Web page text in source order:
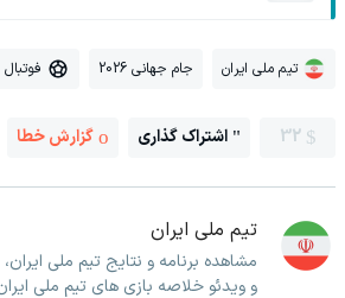
تیم ملی ایران جام جهانی 2026 فوتبال
32 اشتراک گذاری گزارش خطا
تیم ملی ایران
مشاهده برنامه و نتایج تیم ملی
و ویدئو خلاصه بازی های تیم ملی